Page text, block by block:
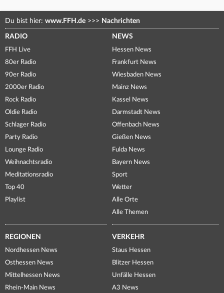
Du bist hier: www.FFH.de >>> Nachrichten
RADIO
FFH Live
80er Radio
90er Radio
2000er Radio
Rock Radio
Oldie Radio
Schlager Radio
Party Radio
Lounge Radio
Weihnachtsradio
Meditationsradio
Top 40
Playlist
NEWS
Hessen News
Frankfurt News
Wiesbaden News
Mainz News
Kassel News
Darmstadt News
Offenbach News
Gießen News
Fulda News
Bayern News
Sport
Wetter
Alle Orte
Alle Themen
REGIONEN
Nordhessen News
Osthessen News
Mittelhessen News
Rhein-Main News
VERKEHR
Staus Hessen
Blitzer Hessen
Unfälle Hessen
A3 News